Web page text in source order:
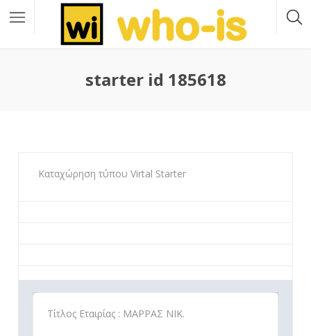
starter id 185618
Καταχώρηση τύπου Virtal Starter
Τίτλος Εταιρίας : ΜΑΡΡΑΣ ΝΙΚ.